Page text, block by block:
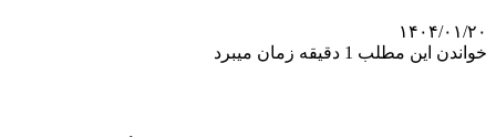
۱۴۰۴/۰۱/۲۰
خواندن این مطلب 1 دقیقه زمان میبرد